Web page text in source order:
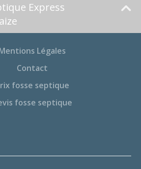
Express
Légales
Contact
fosse septique
fosse septique